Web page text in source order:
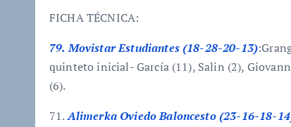
FICHA TÉCNICA:
79. Movistar Estudiantes (18-28-20-13)
quinteto inicial- García (11), Salin (2),
(6).
71.Alimerka Oviedo Baloncesto (23-16-18-